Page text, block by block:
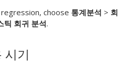
choose 통계분석 > 회
틱 회귀 분석.
시기